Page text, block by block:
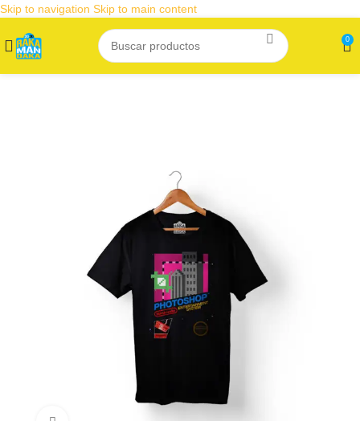
Skip to navigation Skip to main content
0